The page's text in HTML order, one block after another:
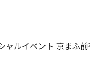
ャルイベント 京まふ